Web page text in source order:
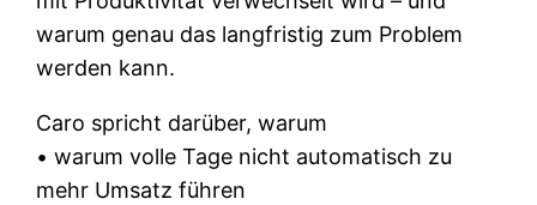
warum genau das langfristig zum Problem
werden kann.
Caro spricht darüber, warum
• warum volle Tage nicht automatisch zu
mehr Umsatz führen